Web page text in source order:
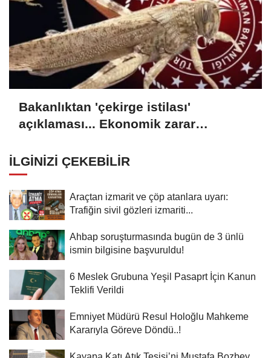
Bakanlıktan 'çekirge istilası'
açıklaması... Ekonomik zarar
İLGINIZI ÇEKEBILIR
Araçtan izmarit ve çöp atanlara uyarı:
Trafiğin sivil gözleri izmariti...
Ahbap soruşturmasında bugün de 3 ünlü
ismin bilgisine başvuruldu!
6 Meslek Grubuna Yeşil Pasaprt İçin Kanun
Teklifi Verildi
Emniyet Müdürü Resul Holoğlu Mahkeme
Kararıyla Göreve Döndü..!